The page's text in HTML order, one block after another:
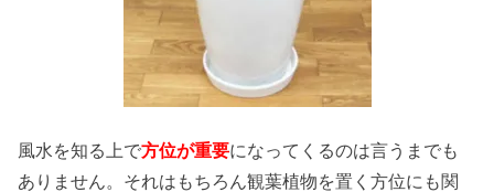
風水を知る上で方位が重要になってくるのは言うまでも
ありません。それはもちろん観葉植物を置く方位にも関